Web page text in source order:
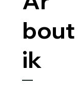
bout
ik